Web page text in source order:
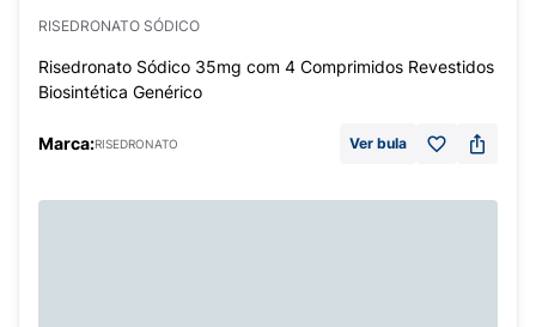
RISEDRONATO SÓDICO
Risedronato Sódico 35mg com 4 Comprimidos Revestidos
Biosintética Genérico
Marca:RISEDRONATO Ver bula